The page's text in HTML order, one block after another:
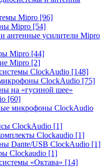
Mipro [96]
Mipro [54]
антенные усилители Mipro
Mipro [44]
Mipro [2]
ClockAudio [148]
ClockAudio [75]
на «гусиной шее»
[60]
микрофоны ClockAudio
ClockAudio [1]
Clockaudio [1]
Dante/USB ClockAudio [1]
Clockaudio [1]
«Октава» [14]